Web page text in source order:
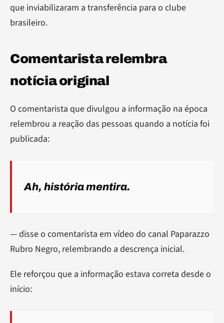
que inviabilizaram a transferência para o clube
brasileiro.
Comentarista relembra
notícia original
O comentarista que divulgou a informação na época
relembrou a reação das pessoas quando a notícia foi
publicada:
Ah, história mentira.
— disse o comentarista em vídeo do canal Paparazzo
Rubro Negro, relembrando a descrença inicial.
Ele reforçou que a informação estava correta desde o
início: